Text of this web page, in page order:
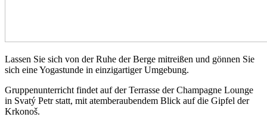
Lassen Sie sich von der Ruhe der Berge mitreißen und gönnen Sie
sich eine Yogastunde in einzigartiger Umgebung.
Gruppenunterricht findet auf der Terrasse der Champagne Lounge
in Svatý Petr statt, mit atemberaubendem Blick auf die Gipfel der
Krkonoš.